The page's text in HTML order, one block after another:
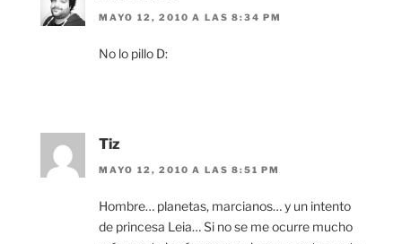
MAYO 12, 2010 A LAS 8:34 PM
No lo pillo D:
Tiz
MAYO 12, 2010 A LAS 8:51 PM
Hombre… planetas, marcianos… y un intento
de princesa Leia… Si no se me ocurre mucho